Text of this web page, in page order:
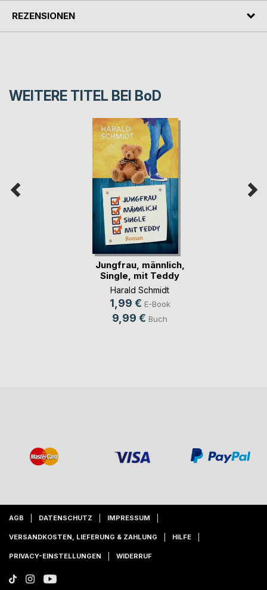
REZENSIONEN
WEITERE TITEL BEI BoD
Jungfrau, männlich,
Single, mit Teddy
Harald Schmidt
1,99 € E-Book
9,99 € Buch
AGB DATENSCHUTZ IMPRESSUM
VERSANDKOSTEN, LIEFERUNG & ZAHLUNG HILFE
PRIVACY-EINSTELLUNGEN WIDERRUF